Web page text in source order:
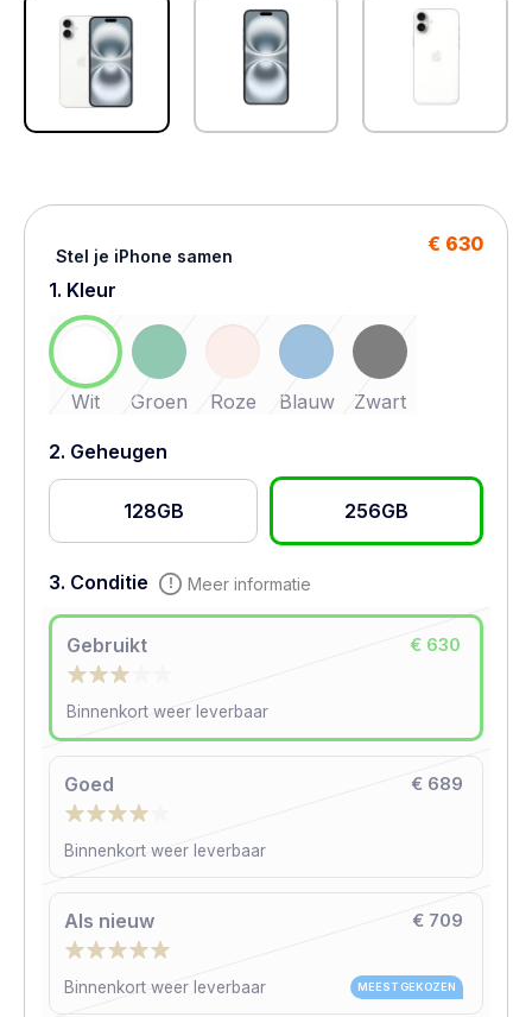
Stel je iPhone samen
€ 630
1. Kleur
Wit Groen Roze Blauw Zwart
2. Geheugen
128GB 256GB
3. Conditie Meer informatie
Gebruikt € 630
Binnenkort weer leverbaar
Goed € 689
Binnenkort weer leverbaar
Als nieuw
MEEST GEKOZEN
€ 709
Binnenkort weer leverbaar